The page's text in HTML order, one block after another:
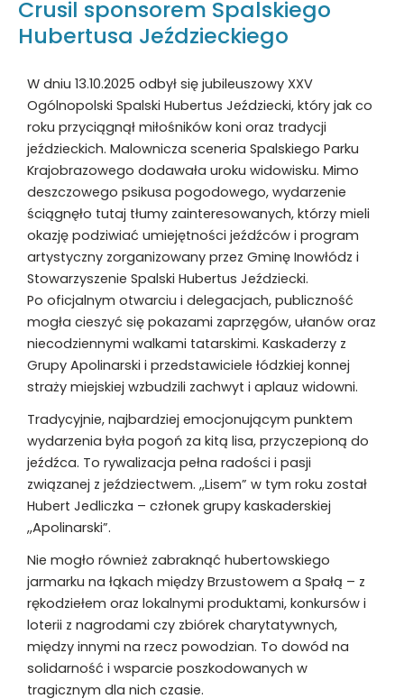
Crusil sponsorem Spalskiego
Hubertusa Jeździeckiego
W dniu 13.10.2025 odbył się jubileuszowy XXV
Ogólnopolski Spalski Hubertus Jeździecki, który jak co
roku przyciągnął miłośników koni oraz tradycji
jeździeckich. Malownicza sceneria Spalskiego Parku
Krajobrazowego dodawała uroku widowisku. Mimo
deszczowego psikusa pogodowego, wydarzenie
ściągnęło tutaj tłumy zainteresowanych, którzy mieli
okazję podziwiać umiejętności jeźdźców i program
artystyczny zorganizowany przez Gminę Inowłódz i
Stowarzyszenie Spalski Hubertus Jeździecki.
Po oficjalnym otwarciu i delegacjach, publiczność
mogła cieszyć się pokazami zaprzęgów, ułanów oraz
niecodziennymi walkami tatarskimi. Kaskaderzy z
Grupy Apolinarski i przedstawiciele łódzkiej konnej
straży miejskiej wzbudzili zachwyt i aplauz widowni.
Tradycyjnie, najbardziej emocjonującym punktem
wydarzenia była pogoń za kitą lisa, przyczepioną do
jeźdźca. To rywalizacja pełna radości i pasji
związanej z jeździectwem. ,,Lisem” w tym roku został
Hubert Jedliczka – członek grupy kaskaderskiej
,,Apolinarski”.
Nie mogło również zabraknąć hubertowskiego
jarmarku na łąkach między Brzustowem a Spałą – z
rękodziełem oraz lokalnymi produktami, konkursów i
loterii z nagrodami czy zbiórek charytatywnych,
między innymi na rzecz powodzian. To dowód na
solidarność i wsparcie poszkodowanych w
tragicznym dla nich czasie.